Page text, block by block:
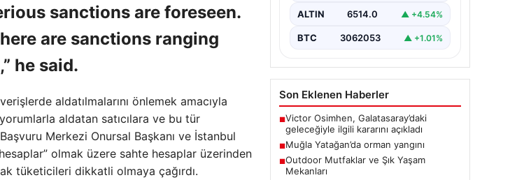
sanctions are foreseen.
are sanctions ranging
he said.
aldatılmalarını önlemek amacıyla
aldatan satıcılara ve bu tür
Merkezi Onursal Başkanı ve İstanbul
olmak üzere sahte hesaplar üzerinden
tüketicileri dikkatli olmaya çağırdı.
ALTIN 6514.0 ▲ +4.54%
BTC 3062053 ▲ +1.01%
Son Eklenen Haberler
■Victor Osimhen, Galatasaray’daki
geleceğiyle ilgili kararını açıkladı
■Muğla Yatağan’da orman yangını
■Outdoor Mutfaklar ve Şık Yaşam
Mekanları